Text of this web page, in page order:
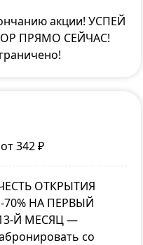
акции! УСПЕЙ
ПРЯМО СЕЙЧАС!
342 ₽
ОТКРЫТИЯ
НА ПЕРВЫЙ
Й МЕСЯЦ —
со